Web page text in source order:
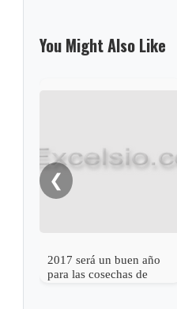
You Might Also Like
❮
2017 será un buen año
para las cosechas de